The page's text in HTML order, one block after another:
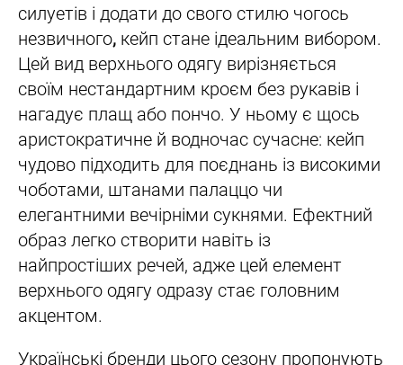
силуетів і додати до свого стилю чогось
незвичного, кейп стане ідеальним вибором.
Цей вид верхнього одягу вирізняється
своїм нестандартним кроєм без рукавів і
нагадує плащ або пончо. У ньому є щось
аристократичне й водночас сучасне: кейп
чудово підходить для поєднань із високими
чоботами, штанами палаццо чи
елегантними вечірніми сукнями. Ефектний
образ легко створити навіть із
найпростіших речей, адже цей елемент
верхнього одягу одразу стає головним
акцентом.
Українські бренди цього сезону пропонують